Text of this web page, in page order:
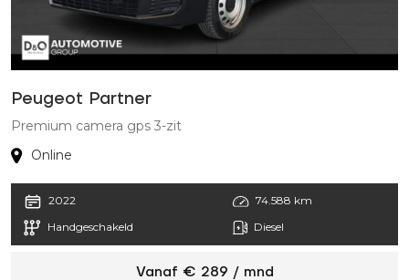
Peugeot Partner
Premium camera gps 3-zit
Online
2022
74.588 km
Handgeschakeld
Diesel
Vanaf € 289 / mnd